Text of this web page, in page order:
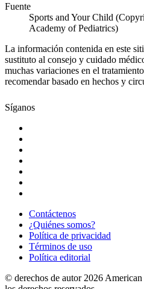
Fuente
Sports and Your Child
Academy of Pediatrics)
La información contenida en este
sustituto al consejo y cuidado
muchas variaciones en el
recomendar basado en hechos y
Síganos
Contáctenos
¿Quiénes somos?
Política de privacidad
Términos de uso
Política editorial
© derechos de autor 2026